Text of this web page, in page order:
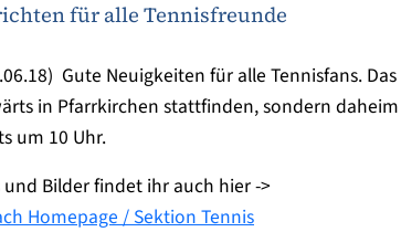
für alle Tennisfreunde
 Gute Neuigkeiten für alle Tennisfans.
in Pfarrkirchen stattfinden, sondern
um 10 Uhr.
Bilder findet ihr auch hier ->
Homepage / Sektion Tennis